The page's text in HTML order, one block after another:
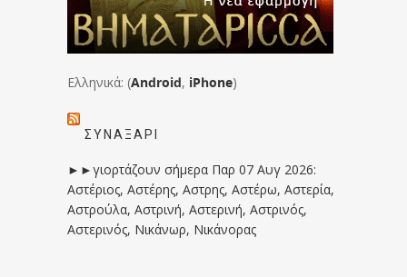
Ελληνικά: (Android, iPhone)
ΣΥΝΑΞΆΡΙ
►►γιορτάζουν σήμερα Παρ 07 Αυγ 2026:
Αστέριος, Αστέρης, Αστρης, Αστέρω, Αστερία,
Αστρούλα, Αστρινή, Αστερινή, Αστρινός,
Αστερινός, Νικάνωρ, Νικάνορας